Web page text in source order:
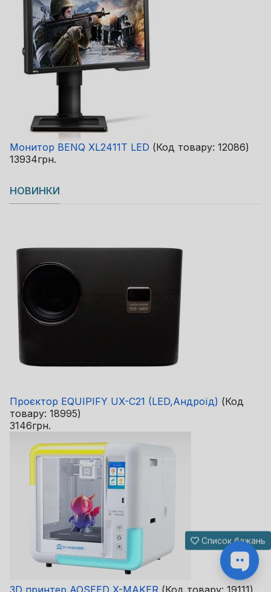
Монитор BENQ XL2411T LED (Код товару: 12086)
13934грн.
НОВИНКИ
Проєктор EQUIPIFY UX-C21 (LED,Андроїд) (Код
товару: 18995)
3146грн.
3D принтер AOSEED X-MAKER (Код товару: 19111)
Список бажань